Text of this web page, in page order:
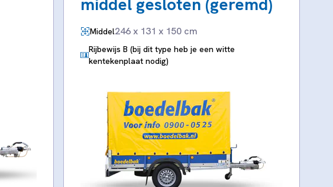
Middel246 x 131 x 150 cm
Rijbewijs B (bij dit type heb je een witte
kentekenplaat nodig)